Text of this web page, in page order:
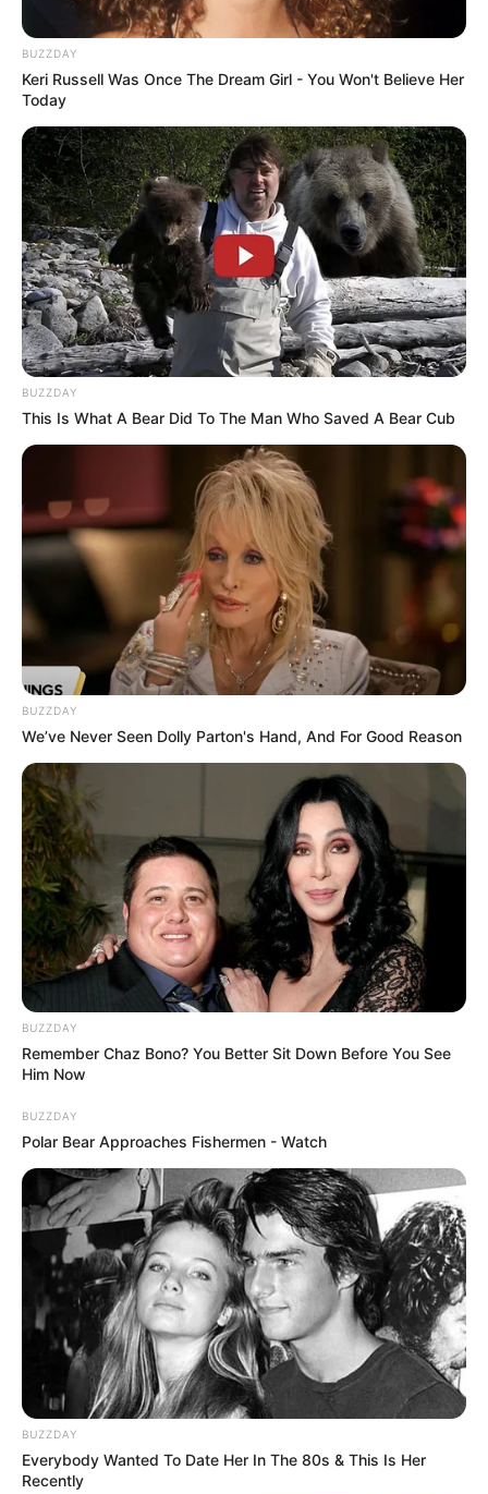
BUZZDAY
Keri Russell Was Once The Dream Girl - You Won't Believe Her
Today
BUZZDAY
This Is What A Bear Did To The Man Who Saved A Bear Cub
BUZZDAY
We’ve Never Seen Dolly Parton's Hand, And For Good Reason
BUZZDAY
Remember Chaz Bono? You Better Sit Down Before You See
Him Now
BUZZDAY
Polar Bear Approaches Fishermen - Watch
BUZZDAY
Everybody Wanted To Date Her In The 80s & This Is Her
Recently